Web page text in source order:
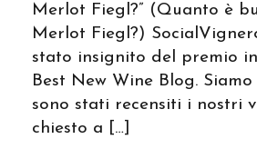
Merlot Fiegl?” (Quanto è
Merlot Fiegl?)
stato insignito del premio
Best New Wine Blog.
sono stati recensiti i nostri
chiesto a […]